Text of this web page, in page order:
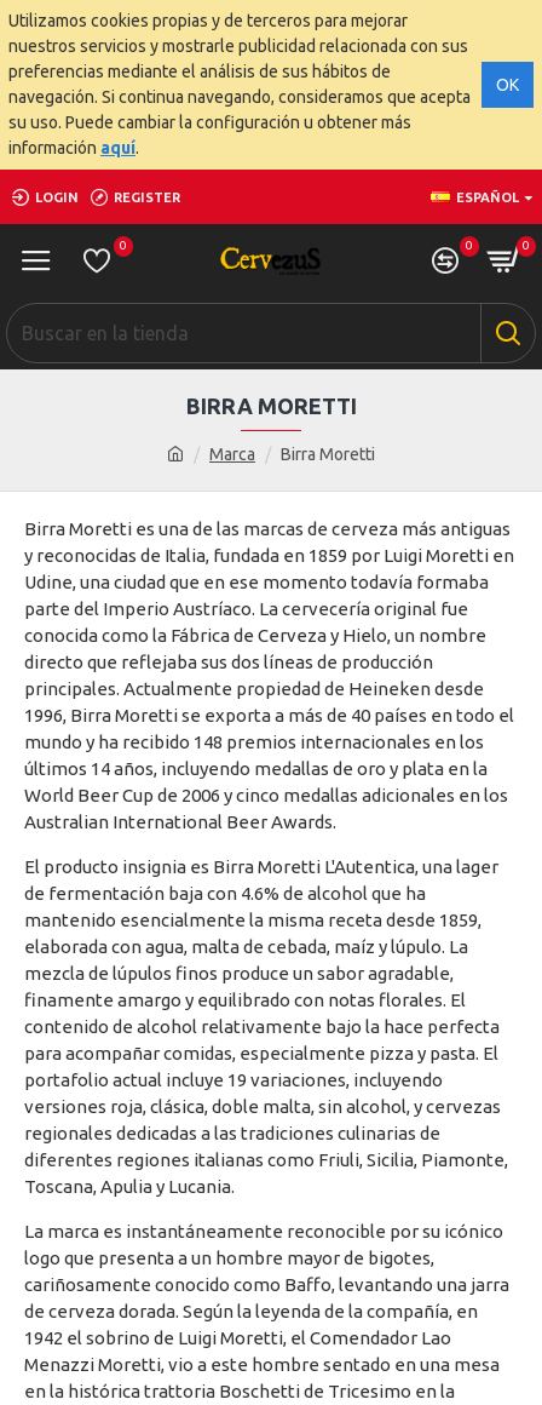
Utilizamos cookies propias y de terceros para mejorar
nuestros servicios y mostrarle publicidad relacionada con sus
preferencias mediante el análisis de sus hábitos de
navegación. Si continua navegando, consideramos que acepta
su uso. Puede cambiar la configuración u obtener más
información aquí.
OK
LOGIN REGISTER ESPAÑOL
0 0 0
Marca Birra Moretti
BIRRA MORETTI
Birra Moretti es una de las marcas de cerveza más antiguas
y reconocidas de Italia, fundada en 1859 por Luigi Moretti en
Udine, una ciudad que en ese momento todavía formaba
parte del Imperio Austríaco. La cervecería original fue
conocida como la Fábrica de Cerveza y Hielo, un nombre
directo que reflejaba sus dos líneas de producción
principales. Actualmente propiedad de Heineken desde
1996, Birra Moretti se exporta a más de 40 países en todo el
mundo y ha recibido 148 premios internacionales en los
últimos 14 años, incluyendo medallas de oro y plata en la
World Beer Cup de 2006 y cinco medallas adicionales en los
Australian International Beer Awards.
El producto insignia es Birra Moretti L'Autentica, una lager
de fermentación baja con 4.6% de alcohol que ha
mantenido esencialmente la misma receta desde 1859,
elaborada con agua, malta de cebada, maíz y lúpulo. La
mezcla de lúpulos finos produce un sabor agradable,
finamente amargo y equilibrado con notas florales. El
contenido de alcohol relativamente bajo la hace perfecta
para acompañar comidas, especialmente pizza y pasta. El
portafolio actual incluye 19 variaciones, incluyendo
versiones roja, clásica, doble malta, sin alcohol, y cervezas
regionales dedicadas a las tradiciones culinarias de
diferentes regiones italianas como Friuli, Sicilia, Piamonte,
Toscana, Apulia y Lucania.
La marca es instantáneamente reconocible por su icónico
logo que presenta a un hombre mayor de bigotes,
cariñosamente conocido como Baffo, levantando una jarra
de cerveza dorada. Según la leyenda de la compañía, en
1942 el sobrino de Luigi Moretti, el Comendador Lao
Menazzi Moretti, vio a este hombre sentado en una mesa
en la histórica trattoria Boschetti de Tricesimo en la